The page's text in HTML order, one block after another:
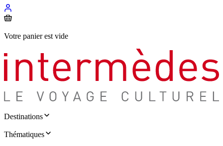
Votre panier est vide
Destinations
Thématiques